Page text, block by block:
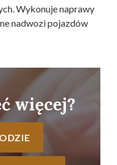
Wykonuje naprawy
nadwozi pojazdów
więcej?